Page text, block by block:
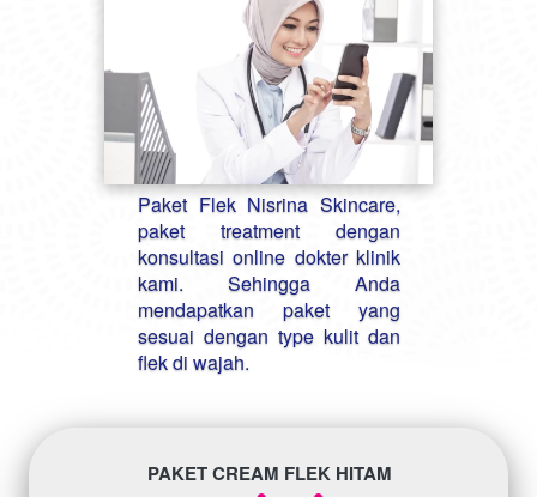
Paket Flek Nisrina Skincare,
paket treatment dengan
konsultasi online dokter klinik
kami. Sehingga Anda
mendapatkan paket yang
sesuai dengan type kulit dan
flek di wajah.
PAKET CREAM FLEK HITAM